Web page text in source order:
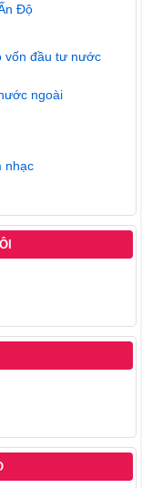
Độ
vốn đầu tư nước
ngoài
nhạc